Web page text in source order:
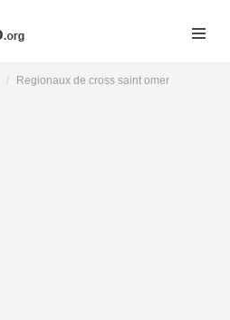
Regionaux de cross saint omer